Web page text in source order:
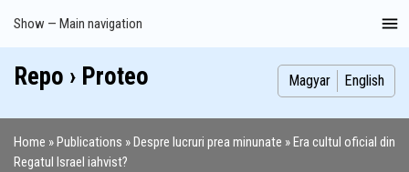
Main
navigation
Show — Main navigation
Index
Publications
Theses
Images
Contributors
Repo › Proteo Magyar English
Breadcrumb
Home Publications Despre lucruri prea minunate
Era cultul oficial din
Regatul Israel iahvist?